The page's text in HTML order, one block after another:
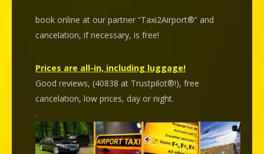
book online at our partner “Taxi2Airport®” and
cancelation, if necessary, is free!
Prices are all-in, including luggage!
Good reviews, (40838 at Trustpilot®!), free
cancelation, low prices, day or night.
.